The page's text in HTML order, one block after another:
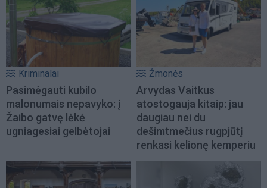
Kriminalai
Pasimėgauti kubilo
malonumais nepavyko: į
Žaibo gatvę lėkė
ugniagesiai gelbėtojai
Žmonės
Arvydas Vaitkus
atostogauja kitaip: jau
daugiau nei du
dešimtmečius rugpjūtį
renkasi kelionę kemperiu